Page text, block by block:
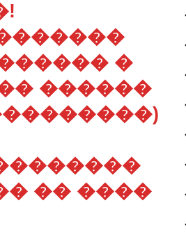
�
������
�� ����